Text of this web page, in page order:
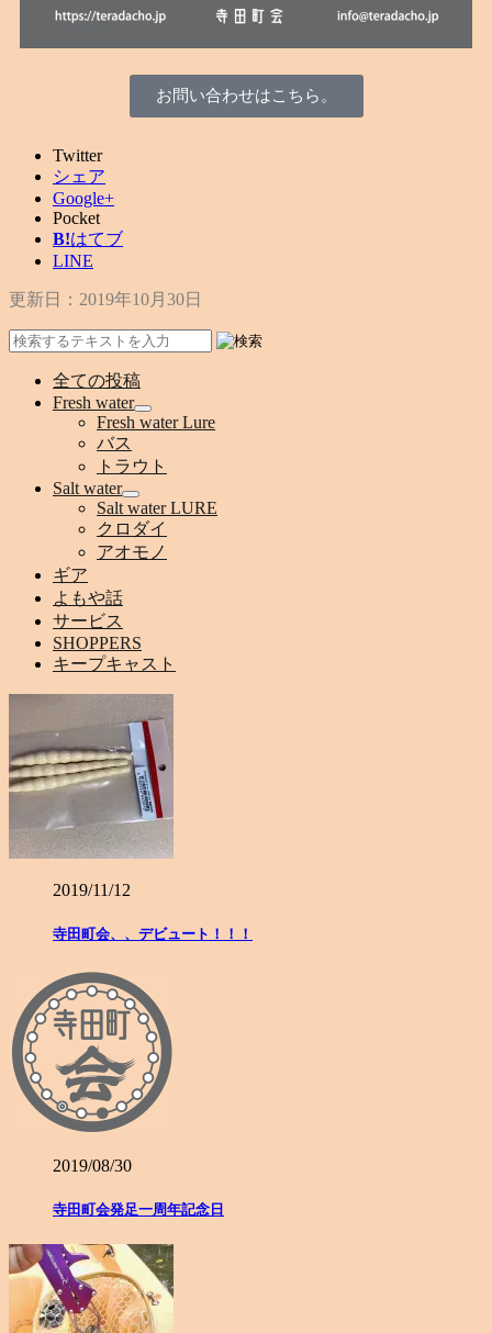
お問い合わせはこちら。
Twitter
シェア
Google+
Pocket
B!はてブ
LINE
更新日： 2019年10月30日
全ての投稿
Fresh water
Fresh water Lure
バス
トラウト
Salt water
Salt water LURE
クロダイ
アオモノ
ギア
よもや話
サービス
SHOPPERS
キープキャスト
2019/11/12
寺田町会、、デビュート！！！
2019/08/30
寺田町会発足一周年記念日